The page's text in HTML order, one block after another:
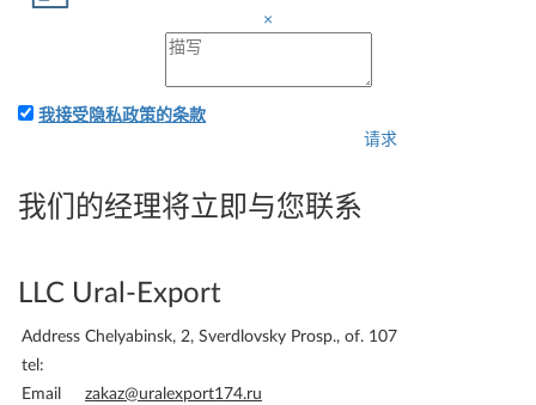
×
我接受隐私政策的条款
请求
我们的经理将立即与您联系
LLC Ural-Export
Address Chelyabinsk, 2, Sverdlovsky Prosp., of. 107
tel:
Email
zakaz@uralexport174.ru